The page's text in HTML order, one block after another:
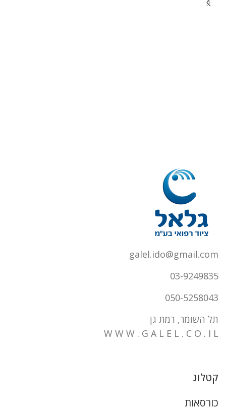
galel.ido@gmail.com
03-9249835
050-5258043
תל השומר, רמת גן
W W W . G A L E L . C O . I L
קטלוג
כורסאות